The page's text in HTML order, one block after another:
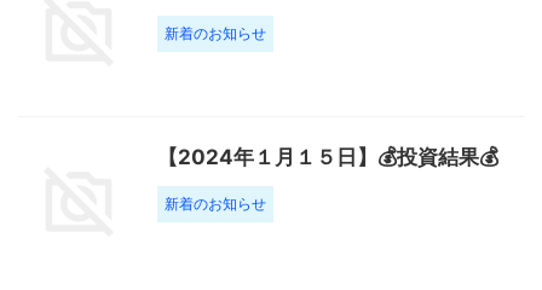
新着のお知らせ
【2024年１月１５日】💰投資結果💰
新着のお知らせ